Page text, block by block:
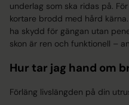
underlag som ska ridas på.
kortare brodd med hård
ha skydd för gängan utan
skon är ren och funktionell –
Hur tar jag hand om
Förläng livslängden på din